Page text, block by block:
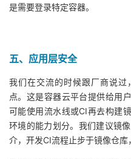
是需要登录特定容器。
五、应用层安全
我们在交流的时候跟厂商说
点。这是容器云平台提供给用
可能使用流水线或CI再去构建
环境的能力划分。我们建议镜
介，开发CI流程止步于镜像仓库